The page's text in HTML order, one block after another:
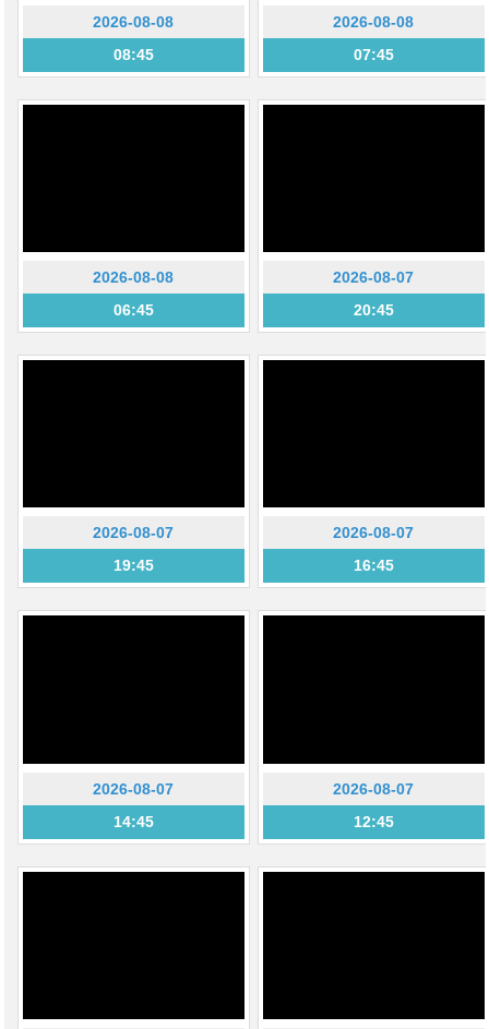
2026-08-08
08:45
2026-08-08
07:45
2026-08-08
06:45
2026-08-07
20:45
2026-08-07
19:45
2026-08-07
16:45
2026-08-07
14:45
2026-08-07
12:45